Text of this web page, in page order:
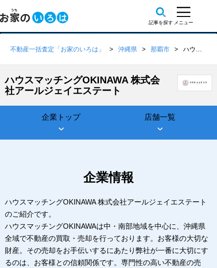
不動産一括査定「お家のいろは」 沖縄県 那覇市 ハウスマッチングOKINAWA 株式会社アールジェイエステート
ハウスマッチングOKINAWA 株式会
社アールジェイエステート
企業トップ 店舗一覧
企業情報
ハウスマッチングOKINAWA 株式会社アールジェイエステート
のご紹介です。
ハウスマッチングOKINAWAは中・南部地域を中心に、沖縄県
全域で不動産の買取・売却を行っております。お客様の大切な
財産。その売却をお手伝いするにあたり弊社が一番に大切にす
るのは、お客様との信頼関係です。専門性の高い不動産の売